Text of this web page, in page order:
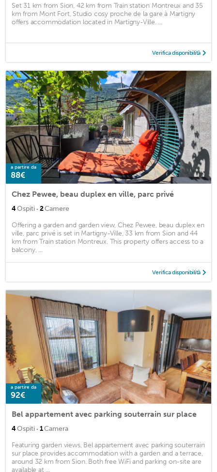
Set 31 km from Sion, 42 km from Train station Montreux and 35
km from Mont Fort, Studio cosy proche de la gare à Martigny
offers accommodation located in Martigny-Ville. ...
Verifica disponibilità
a partire da
88€
Chez Pewee, beau duplex en ville, parc privé
4Ospiti · 2Camere
Offering a garden and garden view, Chez Pewee, beau duplex en
ville, parc privé is set in Martigny-Ville, 33 km from Sion and 44
km from Train station Montreux. This property offers access to a
balcony, ...
Verifica disponibilità
a partire da
92€
Bel appartement avec parking souterrain sur place
4Ospiti · 1Camera
Featuring garden views, Bel appartement avec parking souterrain
sur place provides accommodation with a garden and a terrace,
around 32 km from Sion. Both free WiFi and parking on-site are
available at ...